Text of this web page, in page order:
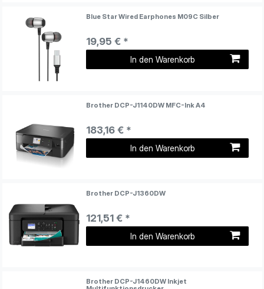
Blue Star Wired Earphones M09C Silber
19,95 € *
In den Warenkorb
Brother DCP-J1140DW MFC-Ink A4
183,16 € *
In den Warenkorb
Brother DCP-J1360DW
121,51 € *
In den Warenkorb
Brother DCP-J1460DW Inkjet